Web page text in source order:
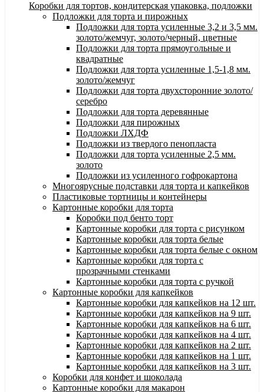
Коробки для тортов, кондитерская упаковка, подложки
Подложки для торта и пирожных
Подложки для торта усиленные 3,2 и 3,5 мм.
золото/жемчуг, золото/черный, цветные
Подложки для торта прямоугольные и
квадратные
Подложки для торта усиленные 1,5-1,8 мм.
золото/жемчуг
Подложки для торта двухсторонние золото/
серебро
Подложки для торта деревянные
Подложки для пирожных
Подложки ЛХДФ
Подложки из твердого пенопласта
Подложки для торта усиленные 2,5 мм.
золото
Подложки из усиленного гофрокартона
Многоярусные подставки для торта и капкейков
Пластиковые тортницы и контейнеры
Картонные коробки для торта
Коробки под бенто торт
Картонные коробки для торта с рисунком
Картонные коробки для торта белые
Картонные коробки для торта белые с окном
Картонные коробки для торта с
прозрачными стенками
Картонные коробки для торта с ручкой
Картонные коробки для капкейков
Картонные коробки для капкейков на 12 шт.
Картонные коробки для капкейков на 9 шт.
Картонные коробки для капкейков на 6 шт.
Картонные коробки для капкейков на 4 шт.
Картонные коробки для капкейков на 2 шт.
Картонные коробки для капкейков на 1 шт.
Картонные коробки для капкейков на 3 шт.
Коробки для конфет и шоколада
Картонные коробки для макарон